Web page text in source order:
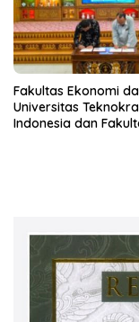
Fakultas Ekonomi
Universitas
Indonesia dan